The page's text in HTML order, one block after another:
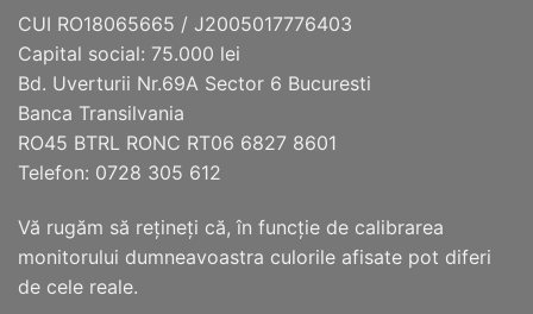
fi
alese
pagina
produsului.
CUI RO18065665 / J2005017776403
Capital social: 75.000 lei
Bd. Uverturii Nr.69A Sector 6 Bucuresti
Banca Transilvania
RO45 BTRL RONC RT06 6827 8601
Telefon: 0728 305 612
Vă rugăm să reţineţi că, în funcţie de calibrarea
monitorului dumneavoastra culorile afisate pot diferi
de cele reale.